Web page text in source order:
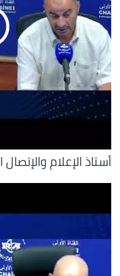
أستاذ الإعلام